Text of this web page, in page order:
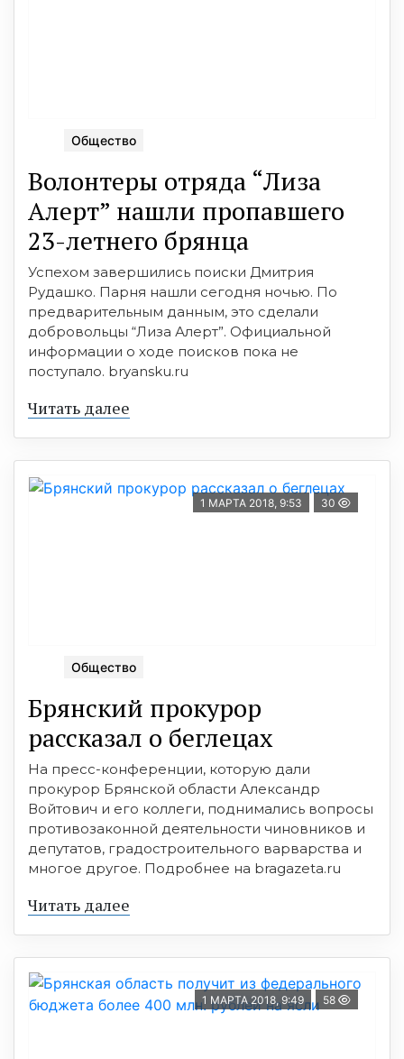
Общество
Волонтеры отряда “Лиза
Алерт” нашли пропавшего
23-летнего брянца
Успехом завершились поиски Дмитрия
Рудашко. Парня нашли сегодня ночью. По
предварительным данным, это сделали
добровольцы “Лиза Алерт”. Официальной
информации о ходе поисков пока не
поступало. bryansku.ru
Читать далее
1 МАРТА 2018, 9:53 30
Общество
Брянский прокурор
рассказал о беглецах
На пресс-конференции, которую дали
прокурор Брянской области Александр
Войтович и его коллеги, поднимались вопросы
противозаконной деятельности чиновников и
депутатов, градостроительного варварства и
многое другое. Подробнее на bragazeta.ru
Читать далее
1 МАРТА 2018, 9:49 58